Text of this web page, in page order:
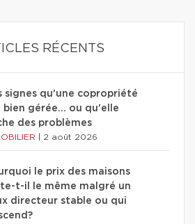
RÉCENTS
signes qu'une copropriété
bien gérée… ou qu'elle
des problèmes
2 août 2026
le prix des maisons
t-il le même malgré un
directeur stable ou qui